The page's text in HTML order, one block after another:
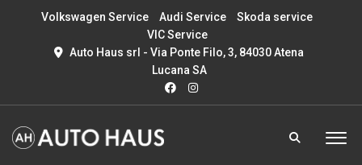
Volkswagen Service Audi Service
Skoda service
VIC Service
Auto Haus srl - Via Ponte Filo, 3, 84030 Atena
Lucana SA